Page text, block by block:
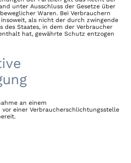
unter Ausschluss der Gesetze über
Waren. Bei Verbrauchern
als nicht der durch zwingende
des Staates, in dem der Verbraucher
hat, gewährte Schutz entzogen
an einem
einer Verbraucherschlichtungsstelle